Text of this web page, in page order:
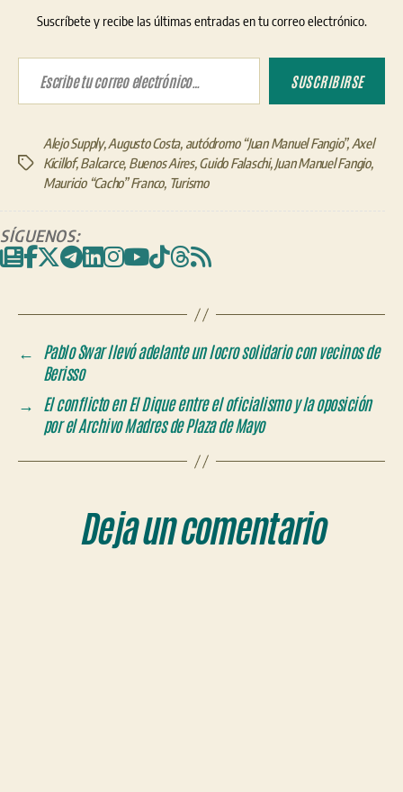
Suscríbete y recibe las últimas entradas en tu correo electrónico.
Escribe tu correo electrónico…
SUSCRIBIRSE
Etiquetas
Alejo Supply,Augusto Costa, autódromo “Juan Manuel Fangio”, Axel
Kicillof,Balcarce, Buenos Aires,Guido Falaschi,Juan Manuel Fangio,
Mauricio “Cacho” Franco, Turismo
SÍGUENOS:
← Pablo Swar llevó adelante un locro solidario con vecinos de
Berisso
→ El conflicto en El Dique entre el oficialismo y la oposición
por el Archivo Madres de Plaza de Mayo
Deja un comentario